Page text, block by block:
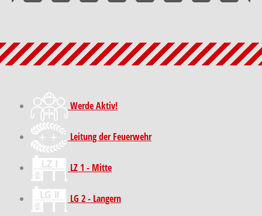
Werde Aktiv!
Leitung der Feuerwehr
LZ 1 - Mitte
LG 2 - Langern